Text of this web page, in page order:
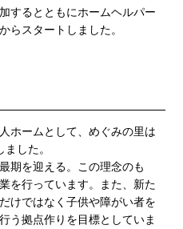
するとともにホームヘルパー
らスタートしました。
ホームとして、めぐみの里は
した。
期を迎える。この理念のも
を行っています。また、新た
けではなく子供や障がい者を
う拠点作りを目標としていま